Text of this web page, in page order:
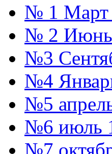
№ 1 Март
№ 2 Июнь
№3
№4
№5
№6 июль
№7